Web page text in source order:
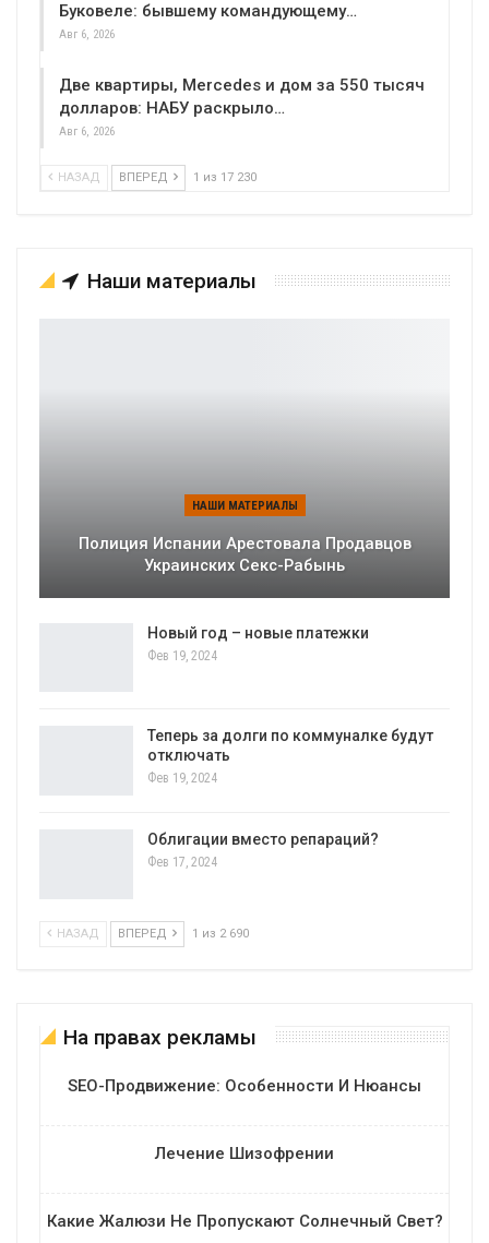
Буковеле: бывшему командующему…
Авг 6, 2026
Две квартиры, Mercedes и дом за 550 тысяч
долларов: НАБУ раскрыло…
Авг 6, 2026
НАЗАД ВПЕРЕД 1 из 17 230
Наши материалы
НАШИ МАТЕРИАЛЫ
Полиция Испании Арестовала Продавцов
Украинских Секс-Рабынь
Новый год – новые платежки
Фев 19, 2024
Теперь за долги по коммуналке будут
отключать
Фев 19, 2024
Облигации вместо репараций?
Фев 17, 2024
НАЗАД ВПЕРЕД 1 из 2 690
На правах рекламы
SEO-Продвижение: Особенности И Нюансы
Лечение Шизофрении
Какие Жалюзи Не Пропускают Солнечный Свет?